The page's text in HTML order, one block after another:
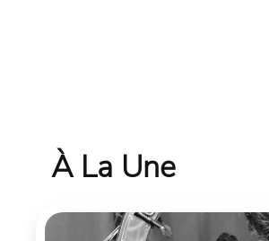
À La Une